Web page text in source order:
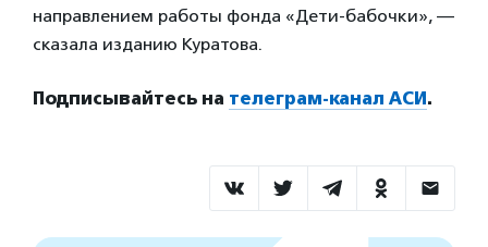
направлением работы фонда «Дети-бабочки», —
сказала изданию Куратова.
Подписывайтесь на телеграм-канал АСИ.